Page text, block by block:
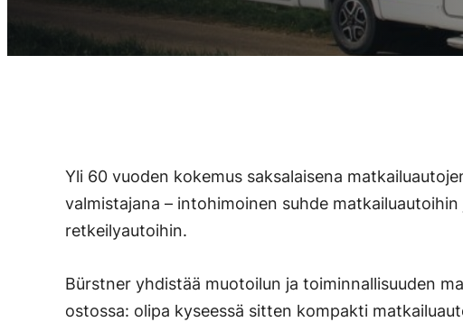
Yli 60 vuoden kokemus saksalaisena
valmistajana – intohimoinen suhde matkailuautoihin
retkeilyautoihin.
Bürstner yhdistää muotoilun ja toiminnallisuuden
ostossa: olipa kyseessä sitten kompakti